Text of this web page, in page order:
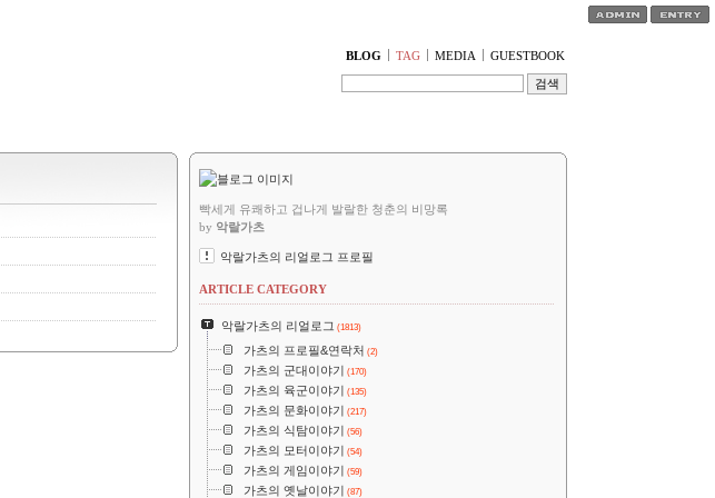
BLOG TAG MEDIA GUESTBOOK
빡세게 유쾌하고 겁나게 발랄한 청춘의 비망록
by 악랄가츠
악랄가츠의 리얼로그 프로필
ARTICLE CATEGORY
악랄가츠의 리얼로그 (1813)
가츠의 프로필&연락처 (2)
가츠의 군대이야기 (170)
가츠의 육군이야기 (135)
가츠의 문화이야기 (217)
가츠의 식탐이야기 (56)
가츠의 모터이야기 (54)
가츠의 게임이야기 (59)
가츠의 옛날이야기 (87)
티스토리툴바